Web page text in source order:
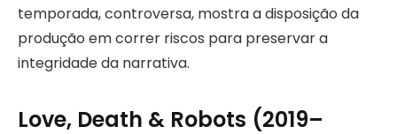
temporada, controversa, mostra a disposição da
produção em correr riscos para preservar a
integridade da narrativa.
Love, Death & Robots (2019–